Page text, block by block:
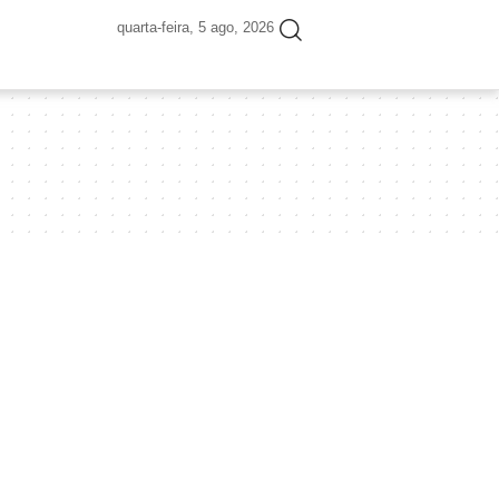
quarta-feira, 5 ago, 2026